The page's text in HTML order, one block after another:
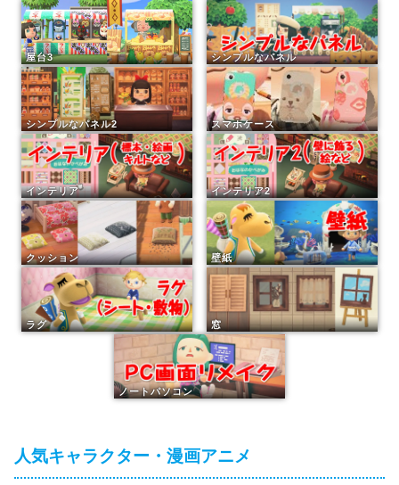
屋台3 シンプルなパネル
シンプルなパネル2 スマホケース
インテリア インテリア2
クッション 壁紙
ラグ 窓
ノートパソコン
人気キャラクター・漫画アニメ